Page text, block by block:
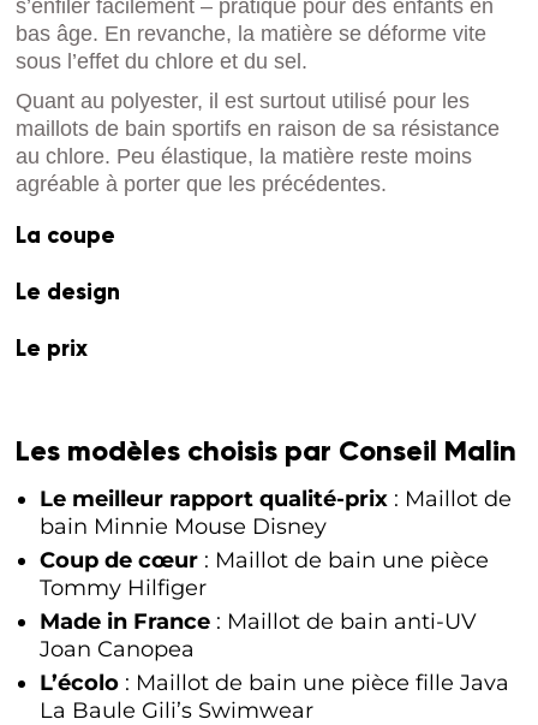
s’enfiler facilement – pratique pour des enfants en
bas âge. En revanche, la matière se déforme vite
sous l’effet du chlore et du sel.
Quant au polyester, il est surtout utilisé pour les
maillots de bain sportifs en raison de sa résistance
au chlore. Peu élastique, la matière reste moins
agréable à porter que les précédentes.
La coupe
Le design
Le prix
Les modèles choisis par Conseil Malin
Le meilleur rapport qualité-prix : Maillot de
bain Minnie Mouse Disney
Coup de cœur : Maillot de bain une pièce
Tommy Hilfiger
Made in France : Maillot de bain anti-UV
Joan Canopea
L’écolo : Maillot de bain une pièce fille Java
La Baule Gili’s Swimwear